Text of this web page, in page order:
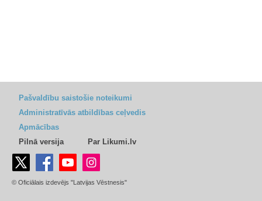
Pašvaldību saistošie noteikumi
Administratīvās atbildības ceļvedis
Apmācības
Pilnā versija
Par Likumi.lv
© Oficiālais izdevējs "Latvijas Vēstnesis"